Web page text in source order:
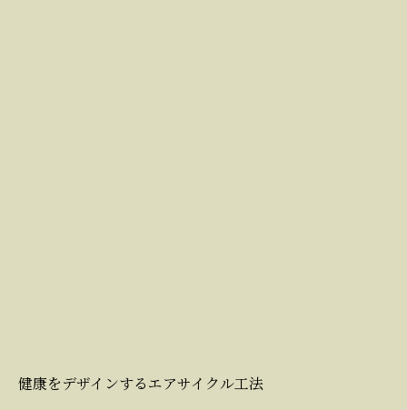
健康をデザインするエアサイクル工法